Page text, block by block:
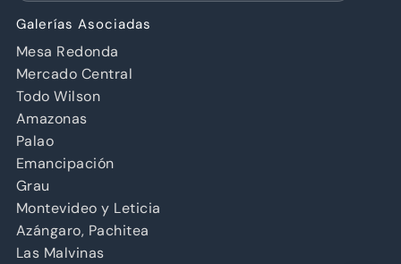
Galerías Asociadas
Mesa Redonda
Mercado Central
Todo Wilson
Amazonas
Palao
Emancipación
Grau
Montevideo y Leticia
Azángaro, Pachitea
Las Malvinas